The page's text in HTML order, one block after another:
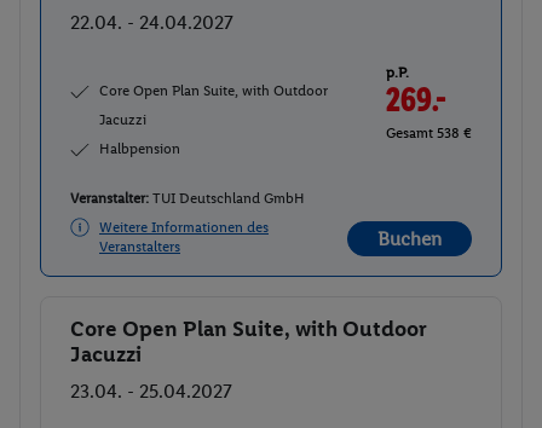
22.04. - 24.04.2027
Core Open Plan Suite, with Outdoor
Jacuzzi
Halbpension
p.P.
269.-
Gesamt 538 €
Veranstalter: TUI Deutschland GmbH
Weitere Informationen des
Veranstalters
Buchen
Buchen
Core Open Plan Suite, with Outdoor
Jacuzzi
23.04. - 25.04.2027